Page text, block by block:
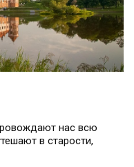
нас всю
в старости,